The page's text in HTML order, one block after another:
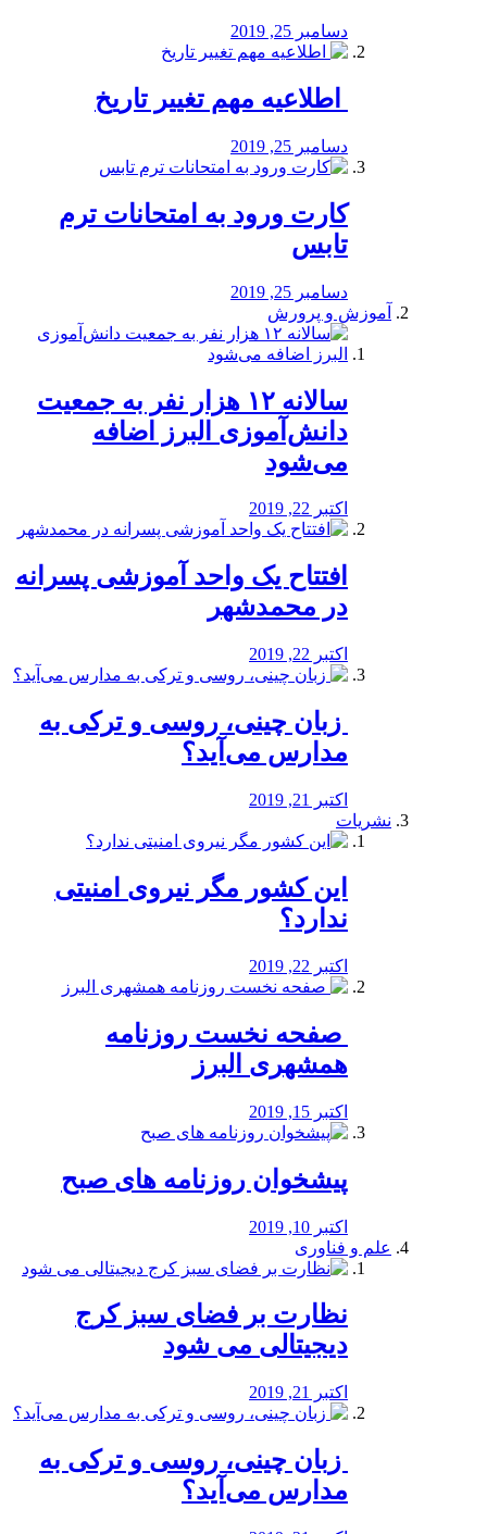
دسامبر 25, 2019
️ اطلاعیه مهم تغییر تاریخ
دسامبر 25, 2019
کارت ورود به امتحانات ترم
تابس
دسامبر 25, 2019
آموزش و پرورش
️سالانه ۱۲ هزار نفر به جمعیت
دانش‌آموزی البرز اضافه
می‌شود
اکتبر 22, 2019
افتتاح یک واحد آموزشی پسرانه
در محمدشهر
اکتبر 22, 2019
️ زبان چینی، روسی و ترکی به
مدارس می‌آید؟
اکتبر 21, 2019
نشریات
این کشور مگر نیروی امنیتی
ندارد؟
اکتبر 22, 2019
️ صفحه نخست روزنامه‌
همشهری البرز
اکتبر 15, 2019
پیشخوان روزنامه های صبح
اکتبر 10, 2019
علم و فناوری
نظارت بر فضای سبز کرج
دیجیتالی می شود
اکتبر 21, 2019
️ زبان چینی، روسی و ترکی به
مدارس می‌آید؟